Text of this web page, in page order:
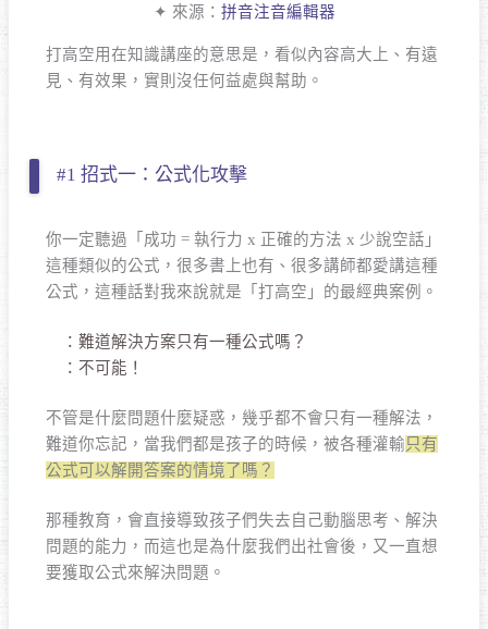
✦ 來源： 拼音注音編輯器
打高空用在知識講座的意思是，看似內容高大上、有遠
見、有效果，實則沒任何益處與幫助。
#1 招式一：公式化攻擊
你一定聽過「成功 = 執行力 x 正確的方法 x 少說空話」
這種類似的公式，很多書上也有、很多講師都愛講這種
公式，這種話對我來說就是「打高空」的最經典案例。
：難道解決方案只有一種公式嗎？
：不可能！
不管是什麼問題什麼疑惑，幾乎都不會只有一種解法，
難道你忘記，當我們都是孩子的時候，被各種灌輸只有
公式可以解開答案的情境了嗎？
那種教育，會直接導致孩子們失去自己動腦思考、解決
問題的能力，而這也是為什麼我們出社會後，又一直想
要獲取公式來解決問題。